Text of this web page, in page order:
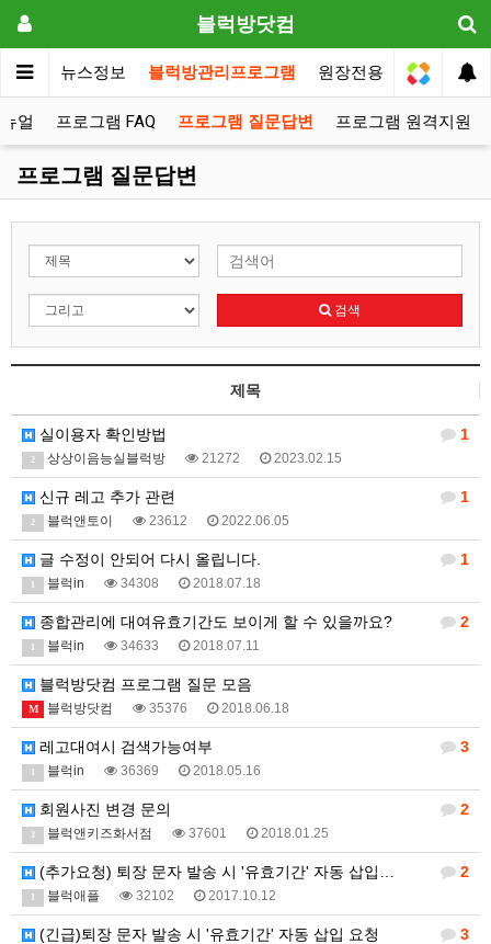
블럭방닷컴
메인 뉴스정보 블럭방관리프로그램 원장전용
얼 프로그램 FAQ 프로그램 질문답변 프로그램 원격지원
프로그램 질문답변
검색
제목
1
실이용자 확인방법
2 상상이음능실블럭방 21272 2023.02.15
1
신규 레고 추가 관련
2 블럭앤토이 23612 2022.06.05
1
글 수정이 안되어 다시 올립니다.
블럭in 34308 2018.07.18
2
종합관리에 대여유효기간도 보이게 할 수 있을까요?
블럭in 34633 2018.07.11
블럭방닷컴 프로그램 질문 모음
M 블럭방닷컴 35376 2018.06.18
3
레고대여시 검색가능여부
블럭in 36369 2018.05.16
2
회원사진 변경 문의
3 블럭앤키즈화서점 37601 2018.01.25
2
(추가요청) 퇴장 문자 발송 시 '유효기간' 자동 삽입…
블럭애플 32102 2017.10.12
3
(긴급)퇴장 문자 발송 시 '유효기간' 자동 삽입 요청